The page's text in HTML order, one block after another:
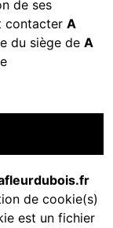
de ses
contacter A
du siège de A
de cookie(s)
est un fichier